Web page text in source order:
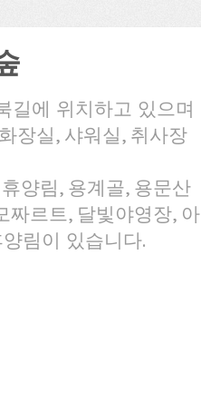
길에 위치하고 있으며
장실, 샤워실, 취사장
양림, 용계골, 용문산
짜르트, 달빛야영장, 아
림이 있습니다.